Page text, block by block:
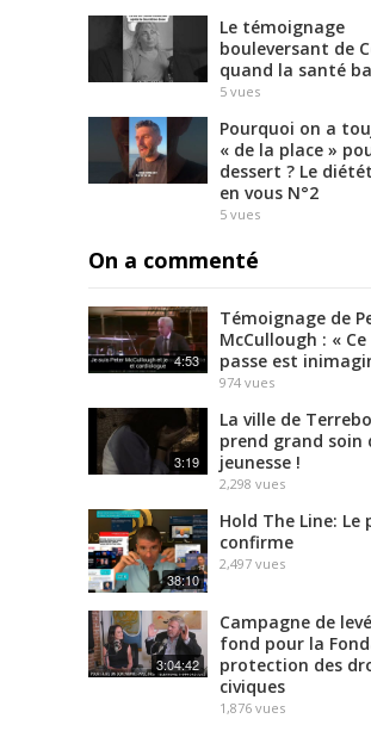
Le témoignage
bouleversant de
quand la santé
5 vues
Pourquoi on a
« de la place »
dessert ? Le
en vous N°2
5 vues
On a commenté
4:53
Témoignage de
McCullough : «
passe est
974 vues
3:19
La ville de
prend grand soin
jeunesse !
2,298 vues
38:10
Hold The Line: Le
confirme
2,497 vues
3:04:42
Campagne de
fond pour la
protection des
civiques
1,876 vues